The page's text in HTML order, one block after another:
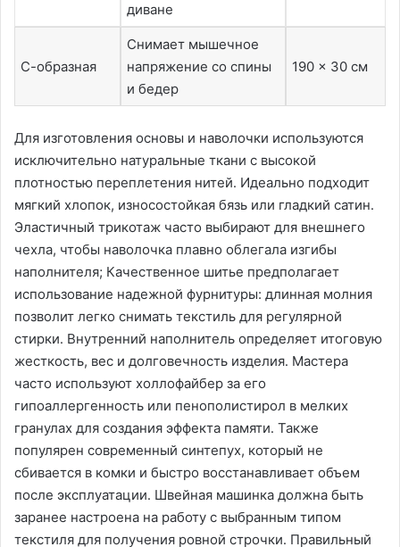
диване
С-образная
Снимает мышечное
напряжение со спины
и бедер
190 x 30 см
Для изготовления основы и наволочки используются
исключительно натуральные ткани с высокой
плотностью переплетения нитей․ Идеально подходит
мягкий хлопок, износостойкая бязь или гладкий сатин․
Эластичный трикотаж часто выбирают для внешнего
чехла, чтобы наволочка плавно облегала изгибы
наполнителя; Качественное шитье предполагает
использование надежной фурнитуры: длинная молния
позволит легко снимать текстиль для регулярной
стирки․ Внутренний наполнитель определяет итоговую
жесткость, вес и долговечность изделия․ Мастера
часто используют холлофайбер за его
гипоаллергенность или пенополистирол в мелких
гранулах для создания эффекта памяти․ Также
популярен современный синтепух, который не
сбивается в комки и быстро восстанавливает объем
после эксплуатации․ Швейная машинка должна быть
заранее настроена на работу с выбранным типом
текстиля для получения ровной строчки․ Правильный